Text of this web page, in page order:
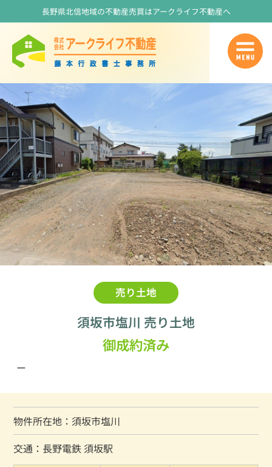
長野県北信地域の不動産売買はアークライフ不動産へ
売り土地
須坂市塩川 売り土地
御成約済み
ー
物件所在地：須坂市塩川
交通：長野電鉄 須坂駅